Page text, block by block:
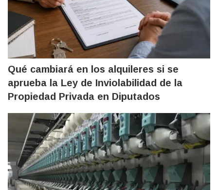
Qué cambiará en los alquileres si se
aprueba la Ley de Inviolabilidad de la
Propiedad Privada en Diputados